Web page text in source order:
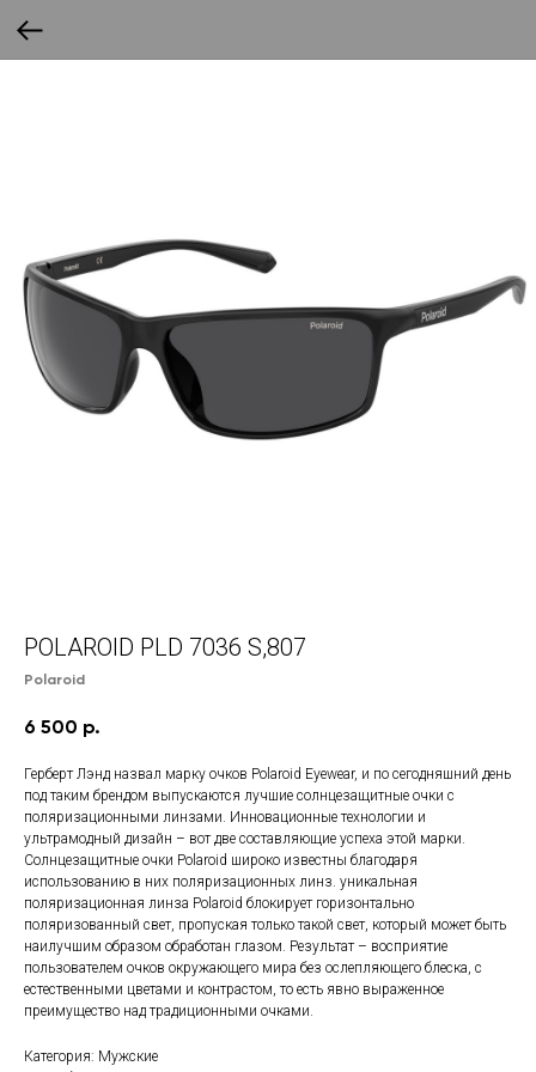
POLAROID PLD 7036 S,807
Polaroid
6 500 р.
Герберт Лэнд назвал марку очков Polaroid Eyewear, и по сегодняшний день
под таким брендом выпускаются лучшие солнцезащитные очки с
поляризационными линзами. Инновационные технологии и
ультрамодный дизайн – вот две составляющие успеха этой марки.
Солнцезащитные очки Polaroid широко известны благодаря
использованию в них поляризационных линз. уникальная
поляризационная линза Polaroid блокирует горизонтально
поляризованный свет, пропуская только такой свет, который может быть
наилучшим образом обработан глазом. Результат – восприятие
пользователем очков окружающего мира без ослепляющего блеска, с
естественными цветами и контрастом, то есть явно выраженное
преимущество над традиционными очками.
Категория: Мужские